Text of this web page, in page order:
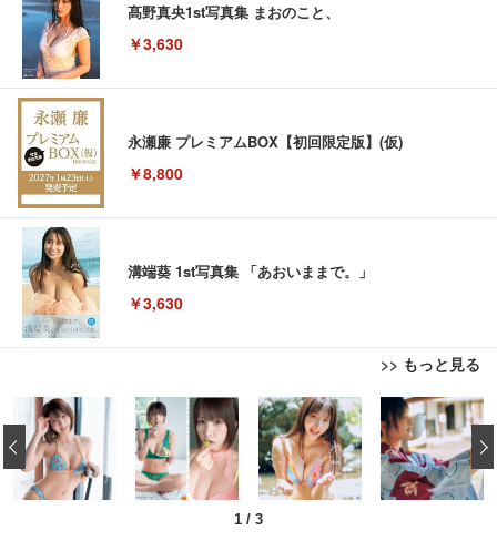
髙野真央1st写真集 まおのこと、
￥3,630
永瀬廉 プレミアムBOX【初回限定版】(仮)
￥8,800
溝端葵 1st写真集 「あおいままで。」
￥3,630
>> もっと見る
Juice=Juice Concert 2026 UP TO 11 MORE! MOR
E! (特典なし) [Blu-ray]
￥8,698
マイケル・ジャクソン Ｔｈｉｓ Ｉｓ Ｉｔ
1 / 3
‹